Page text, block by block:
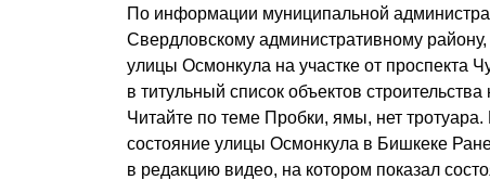
По информации муниципальной
Свердловскому административному
улицы Осмонкула на участке от проспекта
в титульный список объектов строительства
Читайте по теме Пробки, ямы, нет
состояние улицы Осмонкула в Бишкеке
в редакцию видео, на котором показал